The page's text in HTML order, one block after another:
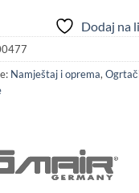
Dodaj na
Namještaj i oprema,